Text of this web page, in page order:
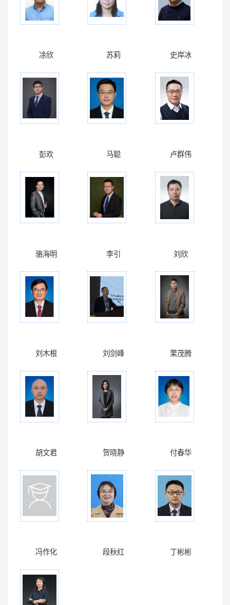
凃欣 苏莉 史岸冰
彭欢 马聪 卢群伟
骆海明 李引 刘欣
刘木根 刘剑峰 栗茂腾
胡文君 贺晓静 付春华
冯作化 段秋红 丁彬彬